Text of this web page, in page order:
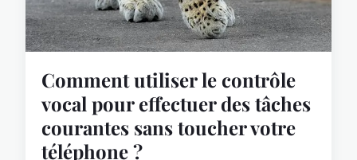
Comment utiliser le contrôle
vocal pour effectuer des tâches
courantes sans toucher votre
téléphone ?